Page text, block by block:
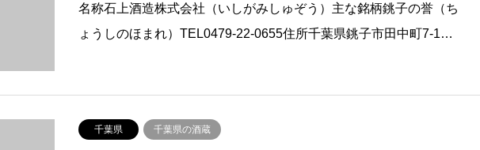
名称石上酒造株式会社（いしがみしゅぞう）主な銘柄銚子の誉（ち
ょうしのほまれ）TEL0479-22-0655住所千葉県銚子市田中町7-1…
千葉県 千葉県の酒蔵